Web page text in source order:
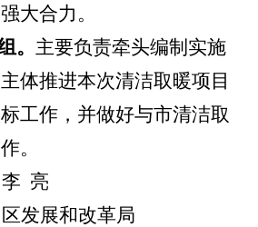
大合力。
。 主要负责牵头编制实施
体推进本次清洁取暖项目
工作，并做好与市清洁取
。
亮
发展和改革局